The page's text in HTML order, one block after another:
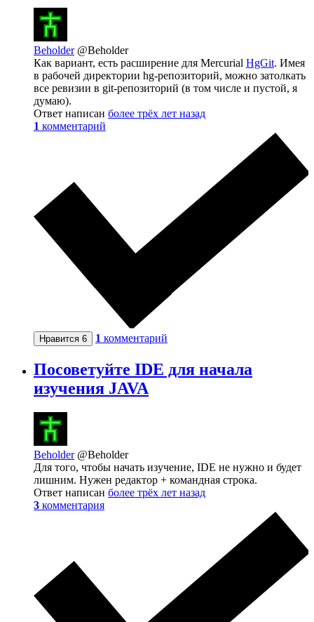
Beholder @Beholder
Как вариант, есть расширение для Mercurial HgGit. Имея
в рабочей директории hg-репозиторий, можно затолкать
все ревизии в git-репозиторий (в том числе и пустой, я
думаю).
Ответ написан более трёх лет назад
1 комментарий
Нравится 6 1 комментарий
Посоветуйте IDE для начала
изучения JAVA
Beholder @Beholder
Для того, чтобы начать изучение, IDE не нужно и будет
лишним. Нужен редактор + командная строка.
Ответ написан более трёх лет назад
3 комментария